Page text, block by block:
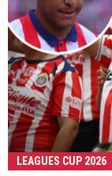
LEAGUES CUP 2026